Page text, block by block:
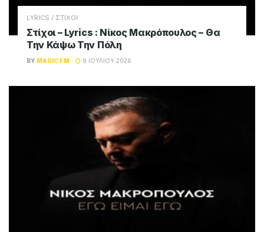
LYRICS / ΣΤΙΧΟΙ
Στίχοι – Lyrics : Νίκος Μακρόπουλος – Θα
Την Κάψω Την Πόλη
BY MAGIC FM 9 ΙΟΥΛΊΟΥ 2026